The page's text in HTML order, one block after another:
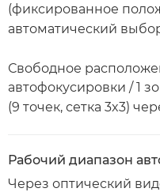
(фиксированное
автоматический
Свободное
автофокусировки / 1
(9 точек, сетка 3x3)
Рабочий диапазон
Через оптический